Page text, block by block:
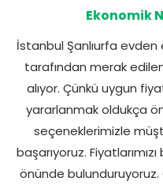
Ekonomik
İstanbul Şanlıurfa evden
tarafından merak
alıyor. Çünkü uygun
yararlanmak oldukça
seçeneklerimizle
başarıyoruz.
önünde